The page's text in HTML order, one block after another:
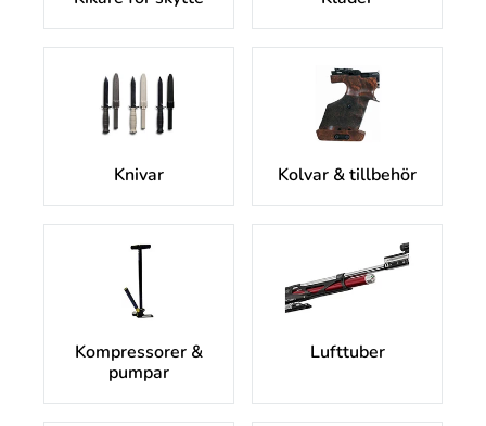
Knivar Kolvar & tillbehör
Kompressorer &
pumpar
Lufttuber